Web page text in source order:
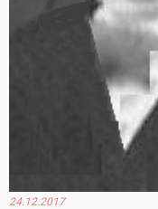
24.12.2017